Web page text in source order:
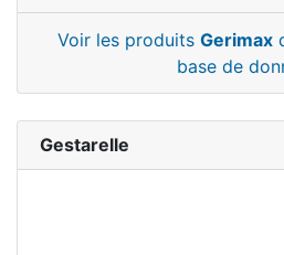
Voir les produits Gerimax
base de
Gestarelle